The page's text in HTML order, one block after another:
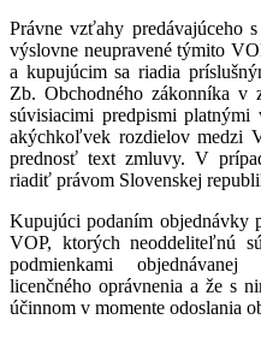
Právne vzťahy predávajúceho
výslovne neupravené týmito
a kupujúcim sa riadia
Zb. Obchodného zákonníka v
súvisiacimi predpismi
akýchkoľvek rozdielov medzi
prednosť text zmluvy. V
riadiť právom Slovenskej
Kupujúci podaním objednávky
VOP, ktorých neoddeliteľnú
podmienkami
licenčného oprávnenia a že s
účinnom v momente odoslania